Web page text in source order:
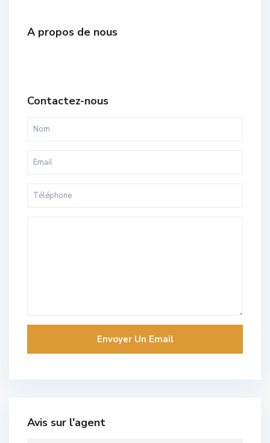
A propos de nous
Contactez-nous
Avis sur l'agent